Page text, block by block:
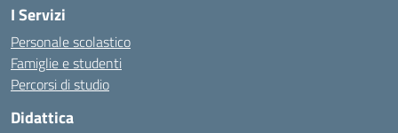
I Servizi
Personale scolastico
Famiglie e studenti
Percorsi di studio
Didattica